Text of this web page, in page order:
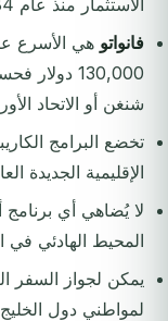
الاستثمار منذ عام 1984.
فانواتو
130,000
شنغن أو الاتحاد
تخضع البرامج
الإقليمية الجديدة
لا يُضاهي أي برنامج
المحيط الهادئي في
يمكن لجواز السفر
لمواطني دول الخليج إلى 130-